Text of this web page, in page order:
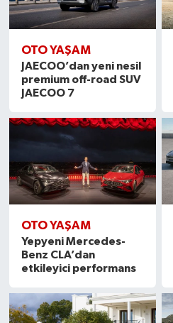
OTO YAŞAM
JAECOO’dan yeni nesil
premium off-road SUV
JAECOO 7
OTO YAŞAM
Yepyeni Mercedes-
Benz CLA’dan
etkileyici performans
ÜLKE
YAŞAM